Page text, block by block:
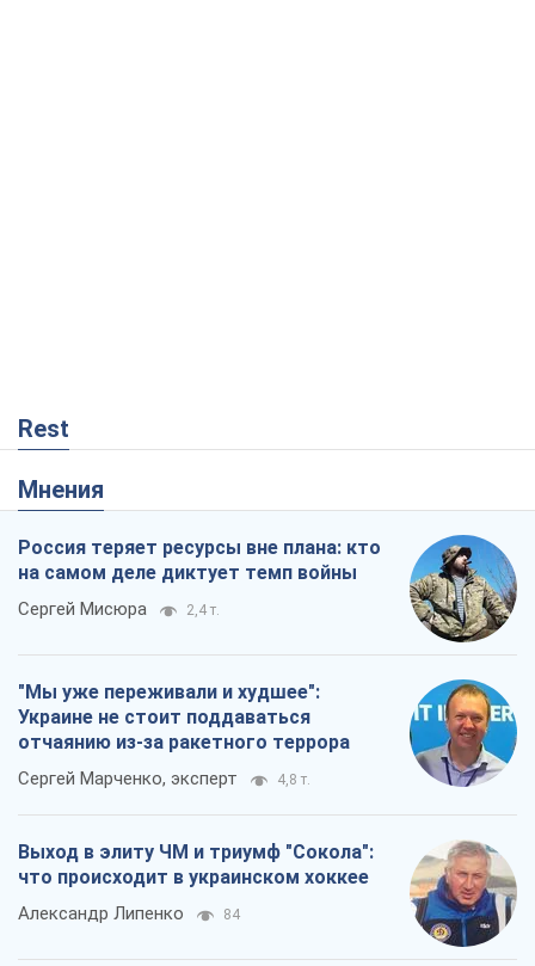
Rest
Мнения
Россия теряет ресурсы вне плана: кто
на самом деле диктует темп войны
Сергей Мисюра 2,4 т.
"Мы уже переживали и худшее":
Украине не стоит поддаваться
отчаянию из-за ракетного террора
Сергей Марченко, эксперт 4,8 т.
Выход в элиту ЧМ и триумф "Сокола":
что происходит в украинском хоккее
Александр Липенко 84